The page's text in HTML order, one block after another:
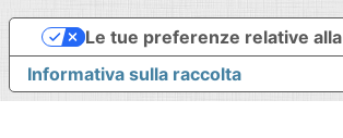
Informativa sulla raccolta
Le tue preferenze relative